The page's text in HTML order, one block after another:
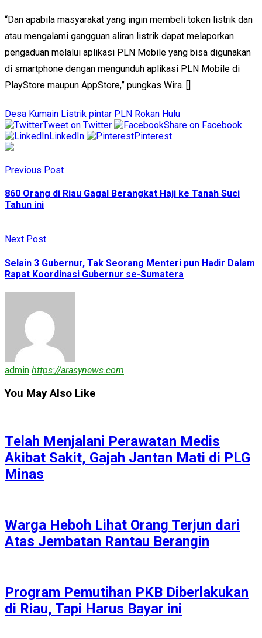
“Dan apabila masyarakat yang ingin membeli token listrik dan
atau mengalami gangguan aliran listrik dapat melaporkan
pengaduan melalui aplikasi PLN Mobile yang bisa digunakan
di smartphone dengan mengunduh aplikasi PLN Mobile di
PlayStore maupun AppStore,” pungkas Wira. []
Desa Kumain Listrik pintar PLN Rokan Hulu
Tweet on Twitter
Share on Facebook
LinkedIn
Pinterest
Previous Post
860 Orang di Riau Gagal Berangkat Haji ke Tanah Suci
Tahun ini
Next Post
Selain 3 Gubernur, Tak Seorang Menteri pun Hadir Dalam
Rapat Koordinasi Gubernur se-Sumatera
admin https://arasynews.com
You May Also Like
Telah Menjalani Perawatan Medis
Akibat Sakit, Gajah Jantan Mati di PLG
Minas
Warga Heboh Lihat Orang Terjun dari
Atas Jembatan Rantau Berangin
Program Pemutihan PKB Diberlakukan
di Riau, Tapi Harus Bayar ini